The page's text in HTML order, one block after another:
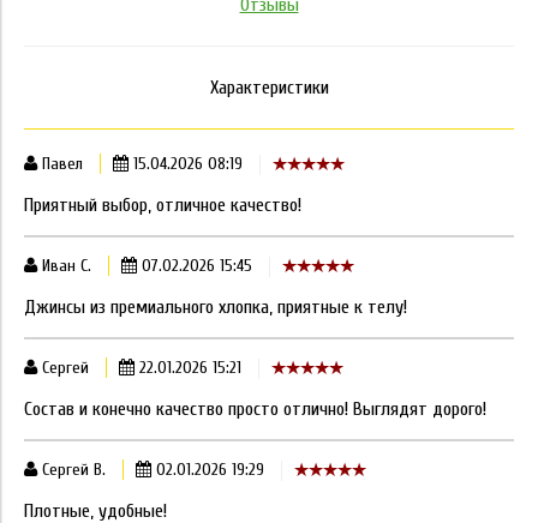
Отзывы
Характеристики
Павел 15.04.2026 08:19
Приятный выбор, отличное качество!
Иван С. 07.02.2026 15:45
Джинсы из премиального хлопка, приятные к телу!
Сергей 22.01.2026 15:21
Состав и конечно качество просто отлично! Выглядят дорого!
Сергей В. 02.01.2026 19:29
Плотные, удобные!